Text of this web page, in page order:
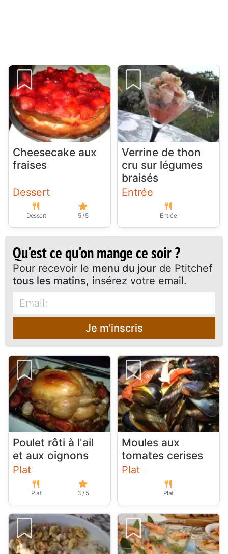
Cheesecake aux
fraises
Dessert
Dessert 5 / 5
Verrine de thon
cru sur légumes
braisés
Entrée
Entrée
Qu'est ce qu'on mange ce soir ?
Pour recevoir le menu du jour de Ptitchef
tous les matins, insérez votre email.
Je m'inscris
Poulet rôti à l'ail
et aux oignons
Plat
Plat 3 / 5
Moules aux
tomates cerises
Plat
Plat